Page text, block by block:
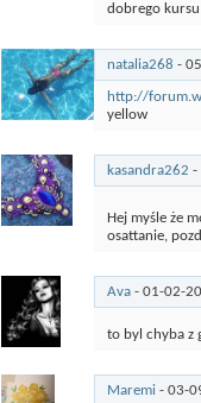
dobrego kursu
natalia268 -
http://
yellow
kasandra262 -
Hej myśle że
osattanie,
Ava - 01-02-
to byl chyba z
Maremi - 03-